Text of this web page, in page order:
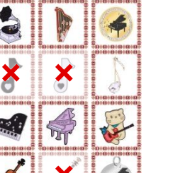
×
×